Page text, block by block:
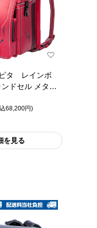
タ レインボ
ドセル メタリ
68,200円)
を見る